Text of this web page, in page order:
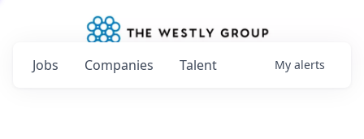
Jobs Companies Talent My alerts